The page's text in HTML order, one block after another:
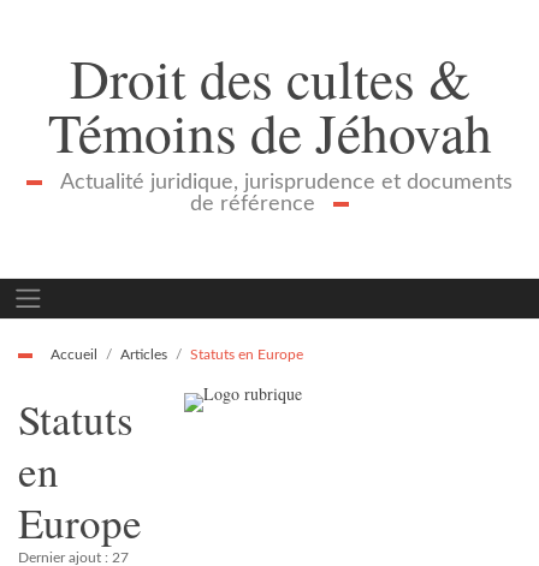
Droit des cultes &
Témoins de Jéhovah
Actualité juridique, jurisprudence et documents
de référence
Accueil Articles Statuts en Europe
Statuts
en
Europe
Dernier ajout : 27